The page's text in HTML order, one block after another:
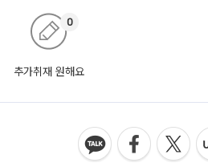
추가취재 원해요
0